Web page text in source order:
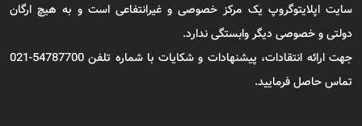
سایت اپلایتوگروپ یک مرکز خصوصی و غیرانتفاعی است و به هیچ ارگان
دولتی و خصوصی دیگر وابستگی ندارد.
جهت ارائه انتقادات، پیشنهادات و شکایات با شماره تلفن 54787700-021
تماس حاصل فرمایید.